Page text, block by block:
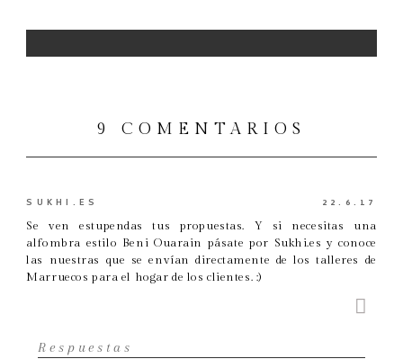
9 COMENTARIOS
SUKHI.ES
22.6.17
Se ven estupendas tus propuestas. Y si necesitas una
alfombra estilo Beni Ouarain pásate por Sukhi.es y conoce
las nuestras que se envían directamente de los talleres de
Marruecos para el hogar de los clientes. :)
Respuestas